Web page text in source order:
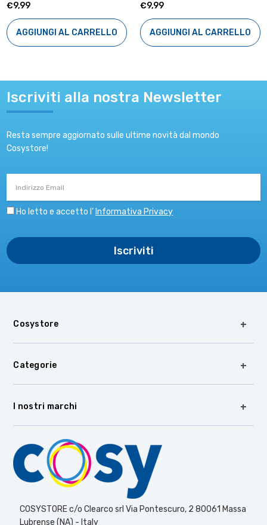
€9,99
AGGIUNGI AL CARRELLO
€9,99
AGGIUNGI AL CARRELLO
Iscriviti alla nostra Newsletter
Resta sempre aggiornato sulle ultime novità dal mondo
Cosystore!
Ho letto e accetto l’ Informativa Privacy
Cosystore
Categorie
I nostri marchi
COSYSTORE c/o Clearco srl Via Pontescuro, 2 80061 Massa
Lubrense (NA) - Italy